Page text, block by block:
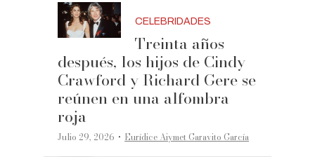
CELEBRIDADES
Treinta años
después, los hijos de Cindy
Crawford y Richard Gere se
reúnen en una alfombra
roja
Julio 29, 2026 ·Eurídice Aiymet Garavito García